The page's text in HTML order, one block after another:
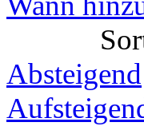
Absteigend